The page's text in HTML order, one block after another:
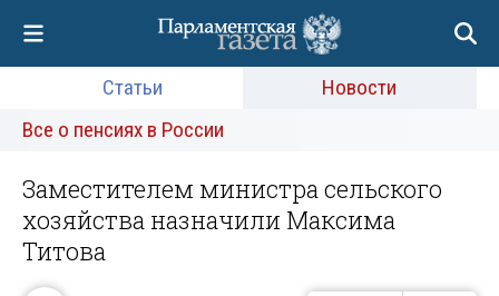
Статьи
Новости
Все о пенсиях в России
Заместителем министра сельского
хозяйства назначили Максима
Титова